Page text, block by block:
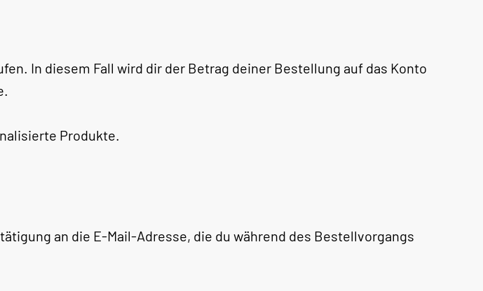
In diesem Fall wird dir der Betrag deiner Bestellung auf das Konto
Produkte.
an die E-Mail-Adresse, die du während des Bestellvorgangs